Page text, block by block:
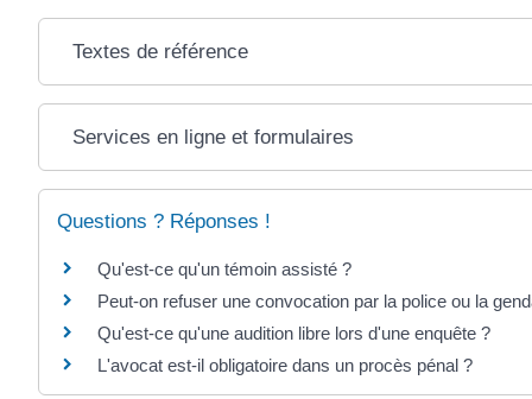
Textes de référence
Services en ligne et formulaires
Questions ? Réponses !
Qu'est-ce qu'un témoin assisté ?
Peut-on refuser une convocation par la police ou la
Qu'est-ce qu'une audition libre lors d'une enquête ?
L'avocat est-il obligatoire dans un procès pénal ?